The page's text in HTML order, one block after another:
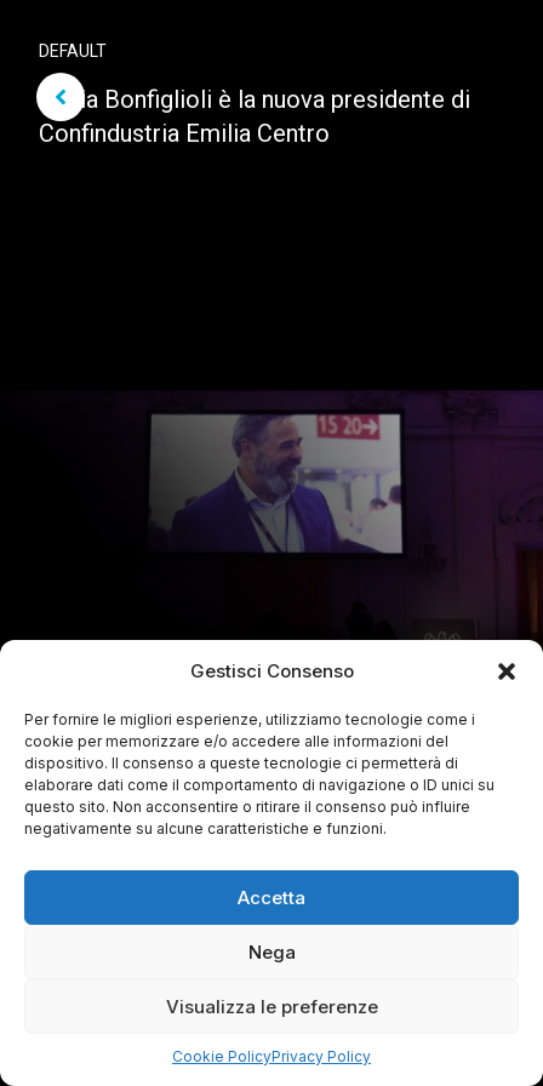
Gestisci Consenso
Per fornire le migliori esperienze, utilizziamo tecnologie come i
cookie per memorizzare e/o accedere alle informazioni del
dispositivo. Il consenso a queste tecnologie ci permetterà di
elaborare dati come il comportamento di navigazione o ID unici su
questo sito. Non acconsentire o ritirare il consenso può influire
negativamente su alcune caratteristiche e funzioni.
Accetta
Nega
Visualizza le preferenze
Cookie PolicyPrivacy Policy